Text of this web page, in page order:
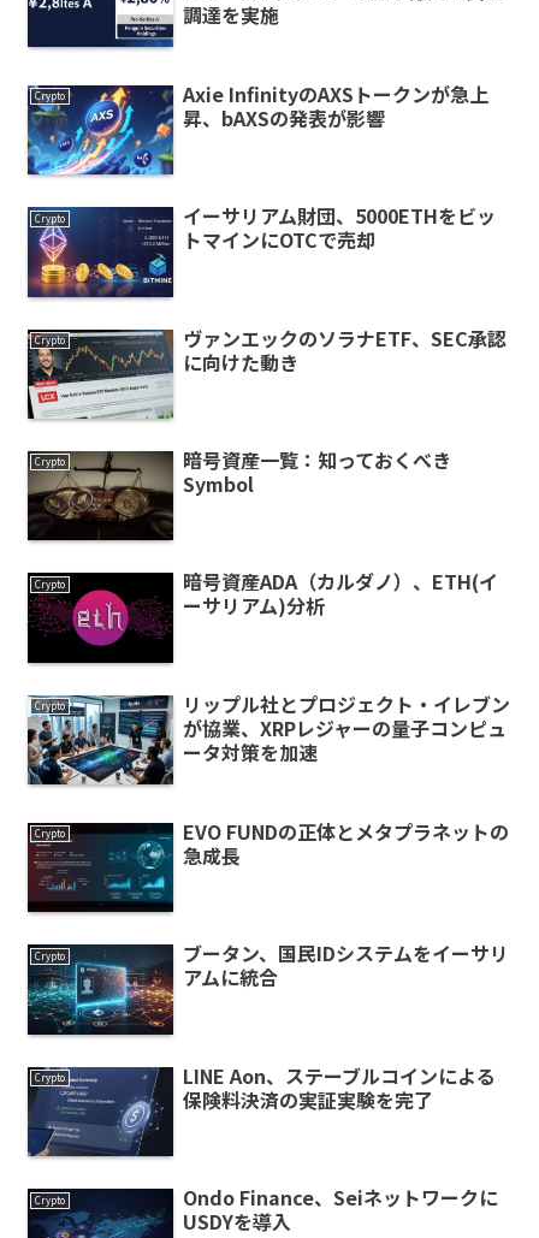
調達を実施
Crypto
Axie InfinityのAXSトークンが急上
昇、bAXSの発表が影響
Crypto
イーサリアム財団、5000ETHをビッ
トマインにOTCで売却
Crypto
ヴァンエックのソラナETF、SEC承認
に向けた動き
Crypto
暗号資産一覧：知っておくべき
Symbol
Crypto
暗号資産ADA（カルダノ）、ETH(イ
ーサリアム)分析
Crypto
リップル社とプロジェクト・イレブン
が協業、XRPレジャーの量子コンピュ
ータ対策を加速
Crypto
EVO FUNDの正体とメタプラネットの
急成長
Crypto
ブータン、国民IDシステムをイーサリ
アムに統合
Crypto
LINE Aon、ステーブルコインによる
保険料決済の実証実験を完了
Crypto
Ondo Finance、Seiネットワークに
USDYを導入